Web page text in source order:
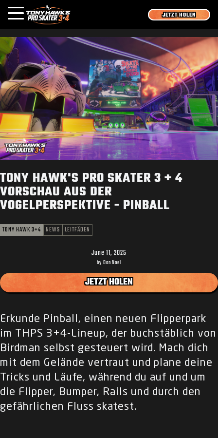
JETZT HOLEN
OVERVIEW
MEDIEN
NEWS
SPIELE
ANMELDENJETZT REGISTRIEREN
TONY HAWK'S PRO SKATER 3 + 4
VORSCHAU AUS DER
VOGELPERSPEKTIVE - PINBALL
TONY HAWK 3+4 NEWS LEITFÄDEN
June 11, 2025
by Dan Noel
JETZT HOLEN
Erkunde Pinball, einen neuen Flipperpark
im THPS 3+4-Lineup, der buchstäblich von
Birdman selbst gesteuert wird. Mach dich
mit dem Gelände vertraut und plane deine
Tricks und Läufe, während du auf und um
die Flipper, Bumper, Rails und durch den
gefährlichen Fluss skatest.